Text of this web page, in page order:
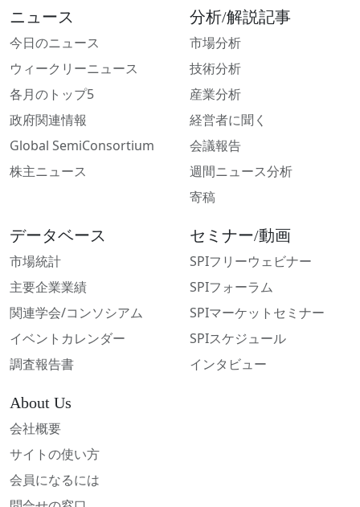
ニュース
今日のニュース
ウィークリーニュース
各月のトップ5
政府関連情報
Global SemiConsortium
株主ニュース
分析/解説記事
市場分析
技術分析
産業分析
経営者に聞く
会議報告
週間ニュース分析
寄稿
データベース
市場統計
主要企業業績
関連学会/コンソシアム
イベントカレンダー
調査報告書
セミナー/動画
SPIフリーウェビナー
SPIフォーラム
SPIマーケットセミナー
SPIスケジュール
インタビュー
About Us
会社概要
サイトの使い方
会員になるには